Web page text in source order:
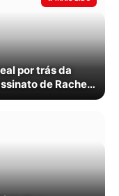
por trás da
de Rachel